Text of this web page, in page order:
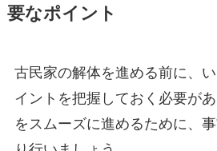
要なポイント
古民家の解体を進める前に、
イントを把握しておく必要が
をスムーズに進めるために、